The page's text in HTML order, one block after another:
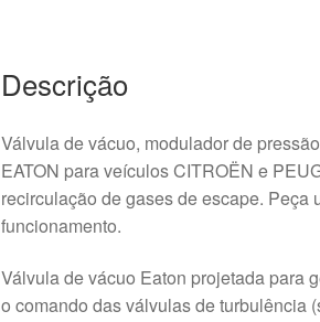
Descrição
Válvula de vácuo, modulador de
EATON para veículos CITROËN e
recirculação de gases de escape. Peça
funcionamento.
Válvula de vácuo Eaton projetada para
o comando das válvulas de turbulência